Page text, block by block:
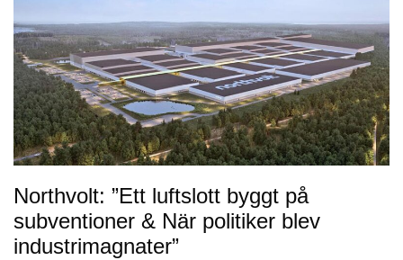
Northvolt: ”Ett luftslott byggt på
subventioner & När politiker blev
industrimagnater”